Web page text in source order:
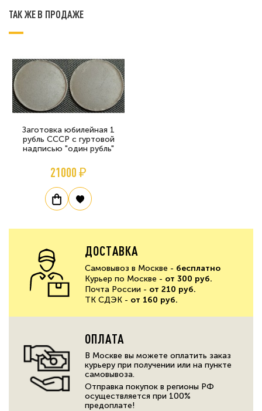
ТАК ЖЕ В ПРОДАЖЕ
Заготовка юбилейная 1
рубль СССР с гуртовой
надписью "один рубль"
21000 ₽
ДОСТАВКА
Самовывоз в Москве - бесплатно
Курьер по Москве - от 300 руб.
Почта России - от 210 руб.
ТК СДЭК - от 160 руб.
ОПЛАТА
В Москве вы можете оплатить заказ
курьеру при получении или на пункте
самовывоза.
Отправка покупок в регионы РФ
осуществляется при 100%
предоплате!